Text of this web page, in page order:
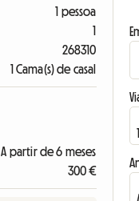
1 pessoa
1
268310
1 Cama(s) de casal
A partir de 6 meses
300 €